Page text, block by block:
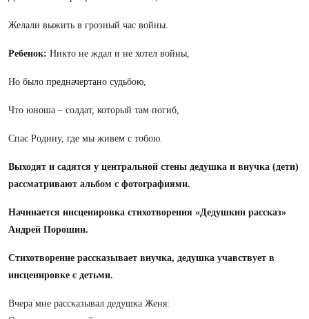
Желали выжить в грозный час войны.
Ребенок: Никто не ждал и не хотел войны,
Но было предначертано судьбою,
Что юноша – солдат, который там погиб,
Спас Родину, где мы живем с тобою.
Выходят и садятся у центральной стены дедушка и внучка (дети)
рассматривают альбом с фотографиями.
Начинается инсценировка стихотворения «Дедушкин рассказ»
Андрей Порошин.
Стихотворение рассказывает внучка, дедушка учавствует в
инсценировке с детьми.
Вчера мне рассказывал дедушка Женя: